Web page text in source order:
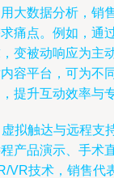
大数据分析，销
痛点。例如，通
变被动响应为主
容平台，可为不
提升互动效率与
拟触达与远程支
产品演示、手术
VR技术，销售代